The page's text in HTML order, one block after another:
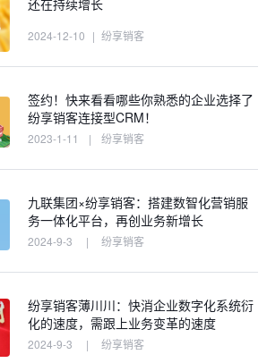
2024-12-10 | 纷享销客
签约！快来看看哪些你熟悉的企业选择了
纷享销客连接型CRM！
2023-1-11 | 纷享销客
九联集团×纷享销客：搭建数智化营销服
务一体化平台，再创业务新增长
2024-9-3 | 纷享销客
纷享销客薄川川：快消企业数字化系统衍
化的速度，需跟上业务变革的速度
2024-9-3 | 纷享销客